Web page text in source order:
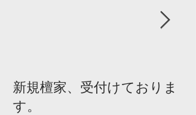
新規檀家、受付けておりま
す。